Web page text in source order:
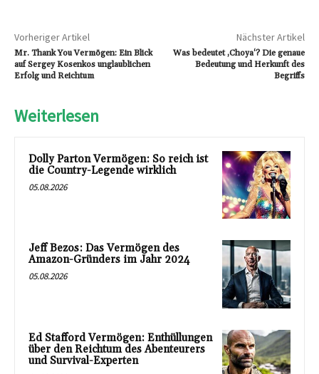
Vorheriger Artikel
Mr. Thank You Vermögen: Ein Blick
auf Sergey Kosenkos unglaublichen
Erfolg und Reichtum
Nächster Artikel
Was bedeutet ‚Choya‘? Die genaue
Bedeutung und Herkunft des
Begriffs
Weiterlesen
Dolly Parton Vermögen: So reich ist
die Country-Legende wirklich
05.08.2026
Jeff Bezos: Das Vermögen des
Amazon-Gründers im Jahr 2024
05.08.2026
Ed Stafford Vermögen: Enthüllungen
über den Reichtum des Abenteurers
und Survival-Experten